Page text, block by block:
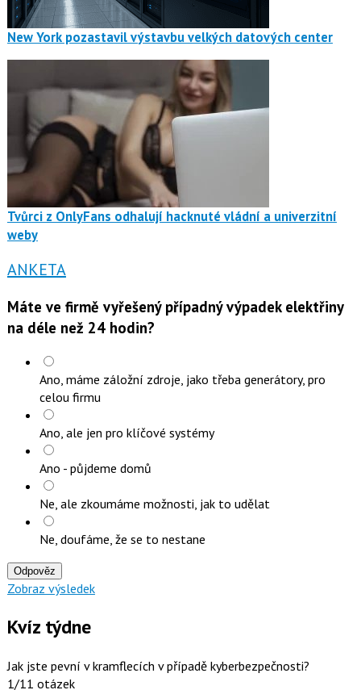
New York pozastavil výstavbu velkých datových center
Tvůrci z OnlyFans odhalují hacknuté vládní a univerzitní
weby
ANKETA
Máte ve firmě vyřešený případný výpadek elektřiny
na déle než 24 hodin?
Ano, máme záložní zdroje, jako třeba generátory, pro
celou firmu
Ano, ale jen pro klíčové systémy
Ano - půjdeme domů
Ne, ale zkoumáme možnosti, jak to udělat
Ne, doufáme, že se to nestane
Odpověz
Zobraz výsledek
Kvíz týdne
Jak jste pevní v kramflecích v případě kyberbezpečnosti?
1/11 otázek